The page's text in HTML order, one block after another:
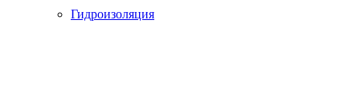
Гидроизоляция